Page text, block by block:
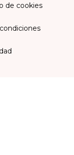
de cookies